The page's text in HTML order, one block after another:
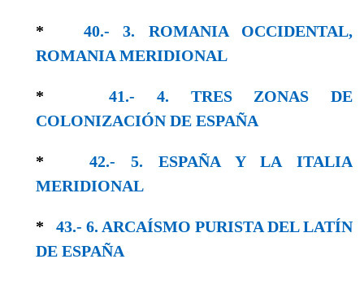
* 40.- 3. ROMANIA OCCIDENTAL,
ROMANIA MERIDIONAL
*41.- 4. TRES ZONAS DE
COLONIZACIÓN DE ESPAÑA
*42.- 5. ESPAÑA Y LA ITALIA
MERIDIONAL
* 43.- 6. ARCAÍSMO PURISTA DEL LATÍN
DE ESPAÑA